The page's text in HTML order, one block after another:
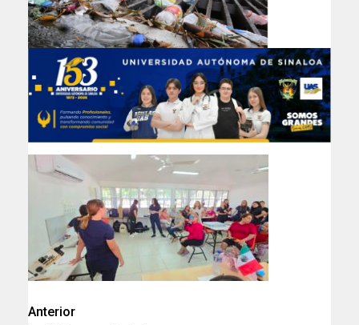
Anterior